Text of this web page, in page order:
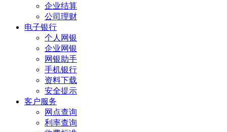
企业结算
公司理财
电子银行
个人网银
企业网银
网银助手
手机银行
资料下载
安全提示
客户服务
网点查询
利率查询